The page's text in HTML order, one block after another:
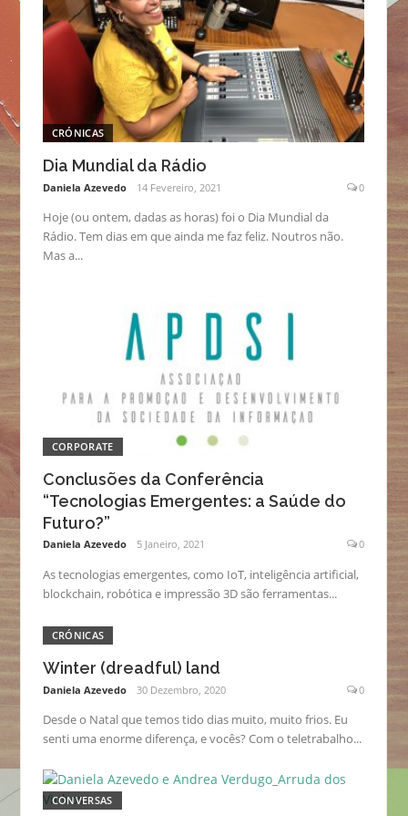
CRÓNICAS
Dia Mundial da Rádio
Daniela Azevedo 14 Fevereiro, 2021 0
Hoje (ou ontem, dadas as horas) foi o Dia Mundial da
Rádio. Tem dias em que ainda me faz feliz. Noutros não.
Mas a...
CORPORATE
Conclusões da Conferência
“Tecnologias Emergentes: a Saúde do
Futuro?”
Daniela Azevedo 5 Janeiro, 2021 0
As tecnologias emergentes, como IoT, inteligência artificial,
blockchain, robótica e impressão 3D são ferramentas...
CRÓNICAS
Winter (dreadful) land
Daniela Azevedo 30 Dezembro, 2020 0
Desde o Natal que temos tido dias muito, muito frios. Eu
senti uma enorme diferença, e vocês? Com o teletrabalho...
CONVERSAS